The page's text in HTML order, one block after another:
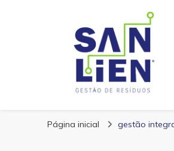
San Lien
Página inicial gestão